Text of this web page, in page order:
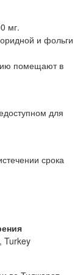
мг.
и фольги
помещают в
для
срока
Turkey